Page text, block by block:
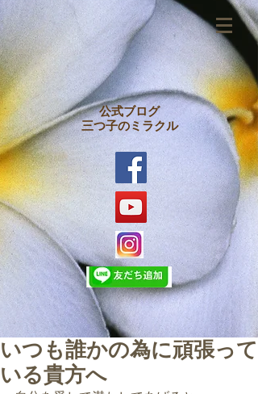
公式ブログ
三つ子のミラクル
いつも誰かの為に頑張って
いる貴方へ